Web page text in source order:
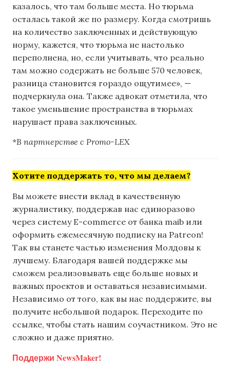
казалось, что там больше места. Но тюрьма
осталась такой же по размеру. Когда смотришь
на количество заключенных и действующую
норму, кажется, что тюрьма не настолько
переполнена, но, если учитывать, что реально
там можно содержать не больше 570 человек,
разница становится гораздо ощутимее», —
подчеркнула она. Также адвокат отметила, что
такое уменьшение пространства в тюрьмах
нарушает права заключенных.
*В партнерстве с Promo-LEX
Хотите поддержать то, что мы делаем?
Вы можете внести вклад в качественную
журналистику, поддержав нас единоразово
через систему E-commerce от банка maib или
оформить ежемесячную подписку на Patreon!
Так вы станете частью изменения Молдовы к
лучшему. Благодаря вашей поддержке мы
сможем реализовывать еще больше новых и
важных проектов и оставаться независимыми.
Независимо от того, как вы нас поддержите, вы
получите небольшой подарок. Переходите по
ссылке, чтобы стать нашим соучастником. Это не
сложно и даже приятно.
Поддержи NewsMaker!